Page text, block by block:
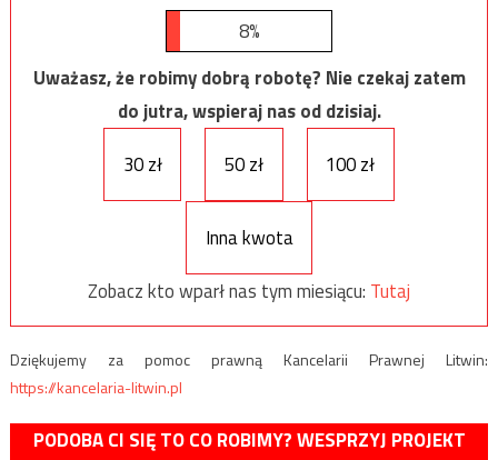
8%
Uważasz, że robimy dobrą robotę? Nie czekaj zatem
do jutra, wspieraj nas od dzisiaj.
30 zł
50 zł 100 zł
Inna kwota
Zobacz kto wparł nas tym miesiącu: Tutaj
Dziękujemy za pomoc prawną Kancelarii Prawnej Litwin:
https://kancelaria-litwin.pl
PODOBA CI SIĘ TO CO ROBIMY? WESPRZYJ PROJEKT